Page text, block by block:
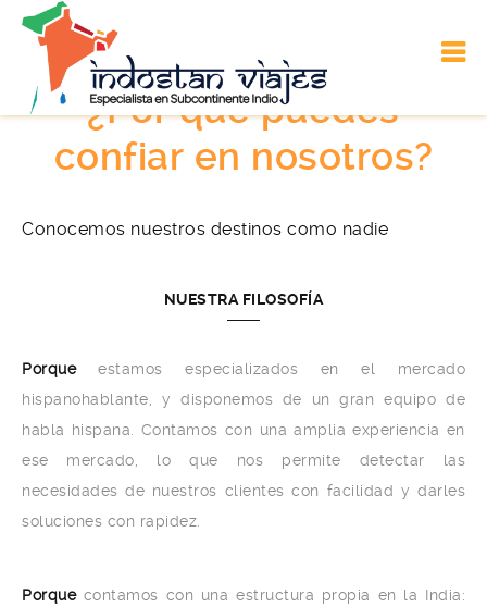
¿Por qué puedes
confiar en nosotros?
Conocemos nuestros destinos como nadie
NUESTRA FILOSOFÍA
Porqueestamos especializados en el mercado
hispanohablante, y disponemos de un gran equipo de
habla hispana. Contamos con una amplia experiencia en
ese mercado, lo que nos permite detectar las
necesidades de nuestros clientes con facilidad y darles
soluciones con rapidez.
Porquecontamos con una estructura propia en la India: